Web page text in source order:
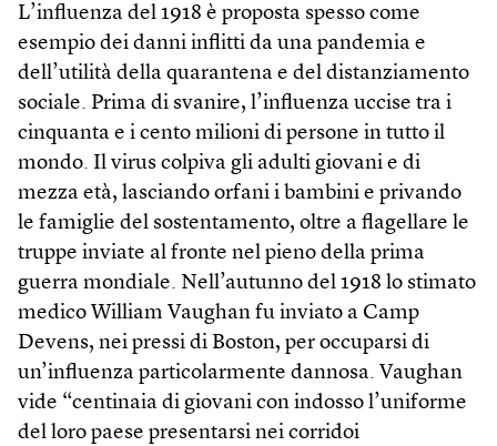
L’influenza del 1918 è proposta spesso come
esempio dei danni inflitti da una pandemia e
dell’utilità della quarantena e del distanziamento
sociale. Prima di svanire, l’influenza uccise tra i
cinquanta e i cento milioni di persone in tutto il
mondo. Il virus colpiva gli adulti giovani e di
mezza età, lasciando orfani i bambini e privando
le famiglie del sostentamento, oltre a flagellare le
truppe inviate al fronte nel pieno della prima
guerra mondiale. Nell’autunno del 1918 lo stimato
medico William Vaughan fu inviato a Camp
Devens, nei pressi di Boston, per occuparsi di
un’influenza particolarmente dannosa. Vaughan
vide “centinaia di giovani con indosso l’uniforme
del loro paese presentarsi nei corridoi